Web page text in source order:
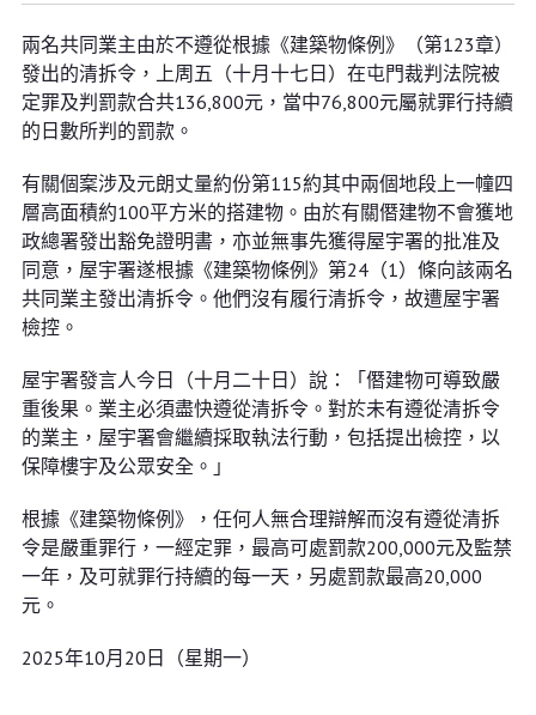
兩名共同業主不遵從清拆令被判罰
款逾十三萬元
兩名共同業主由於不遵從根據《建築物條例》（第123章）
發出的清拆令，上周五（十月十七日）在屯門裁判法院被
定罪及判罰款合共136,800元，當中76,800元屬就罪行持續
的日數所判的罰款。
有關個䅁涉及元朗丈量約份第115約其中兩個地段上一幢四
層高面積約100平方米的搭建物。由於有關僭建物不會獲地
政總署發出豁免證明書，亦並無事先獲得屋宇署的批准及
同意，屋宇署遂根據《建築物條例》第24（1）條向該兩名
共同業主發出清拆令。他們沒有履行清拆令，故遭屋宇署
檢控。
屋宇署發言人今日（十月二十日）說：「僭建物可導致嚴
重後果。業主必須盡快遵從清拆令。對於未有遵從清拆令
的業主，屋宇署會繼續採取執法行動，包括提出檢控，以
保障樓宇及公眾安全。」
根據《建築物條例》，任何人無合理辯解而沒有遵從清拆
令是嚴重罪行，一經定罪，最高可處罰款200,000元及監禁
一年，及可就罪行持續的每一天，另處罰款最高20,000
元。
2025年10月20日（星期一）